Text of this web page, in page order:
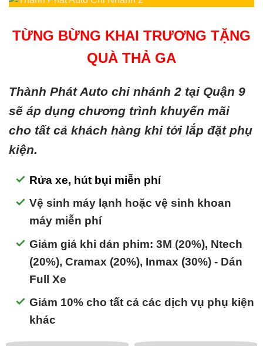
TỪNG BỪNG KHAI TRƯƠNG TẶNG
QUÀ THẢ GA
Thành Phát Auto chi nhánh 2 tại Quận 9
sẽ áp dụng chương trình khuyến mãi
cho tất cả khách hàng khi tới lắp đặt phụ
kiện.
Rửa xe, hút bụi miễn phí
Vệ sinh máy lạnh hoặc vệ sinh khoan
máy miễn phí
Giảm giá khi dán phim: 3M (20%), Ntech
(20%), Cramax (20%), Inmax (30%) - Dán
Full Xe
Giảm 10% cho tất cả các dịch vụ phụ kiện
khác